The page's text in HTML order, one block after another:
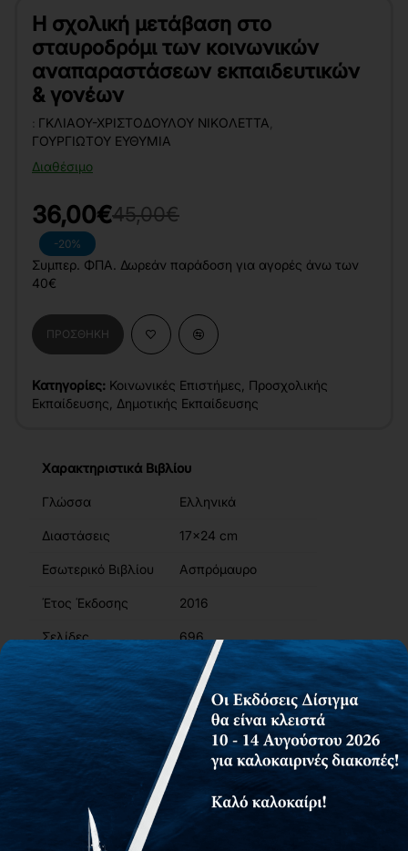
Η σχολική μετάβαση στο
σταυροδρόμι των κοινωνικών
αναπαραστάσεων εκπαιδευτικών
& γονέων
Διαθέσιμο
: ΓΚΛΙΆΟΥ-ΧΡΙΣΤΟΔΟΎΛΟΥ ΝΙΚΟΛΈΤΤΑ
ΓΟΥΡΓΙΏΤΟΥ ΕΥΘΥΜΊΑ
-20%
36,00€45,00€
Συμπερ. ΦΠΑ. Δωρεάν παράδοση για αγορές άνω των
40€
ΠΡΟΣΘΉΚΗ
Κατηγορίες: Κοινωνικές Επιστήμες Προσχολικής
Εκπαίδευσης Δημοτικής Εκπαίδευσης
Χαρακτηριστικά Βιβλίου
Γλώσσα Ελληνικά
Διαστάσεις 17x24 cm
Εσωτερικό Βιβλίου Ασπρόμαυρο
Έτος Έκδοσης 2016
Σελίδες 696
ISBN 978-960-9495-52-3
Βάρος 1.39kg
Περιγραφή Περιεχόμενα